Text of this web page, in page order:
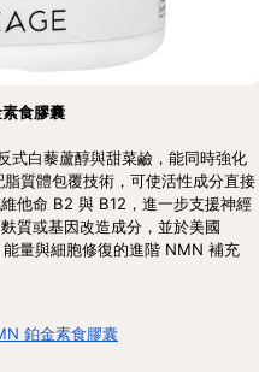
食膠囊
白藜蘆醇與甜菜鹼，能同時強化
質體包覆技術，可使活性成分直接
他命 B2 與 B12，進一步支援神經
質或基因改造成分，並於美國
量與細胞修復的進階 NMN 補充
鉑金素食膠囊